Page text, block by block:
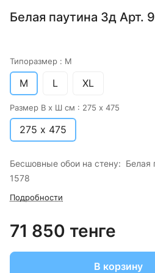
Белая паутина 3д Арт.
Типоразмер : M
M L XL
Размер В х Ш см : 275 х 475
275 х 475
Бесшовные обои на стену: Белая
1578
Подробности
71 850 тенге
В корзину